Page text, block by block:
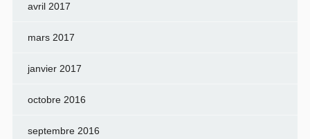
avril 2017
mars 2017
janvier 2017
octobre 2016
septembre 2016